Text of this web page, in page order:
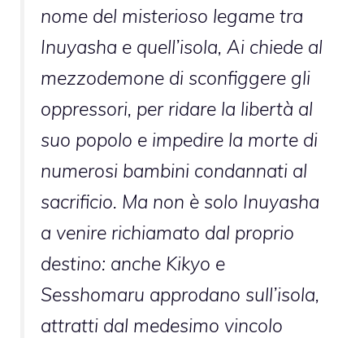
nome del misterioso legame tra
Inuyasha e quell’isola, Ai chiede al
mezzodemone di sconfiggere gli
oppressori, per ridare la libertà al
suo popolo e impedire la morte di
numerosi bambini condannati al
sacrificio. Ma non è solo Inuyasha
a venire richiamato dal proprio
destino: anche Kikyo e
Sesshomaru approdano sull’isola,
attratti dal medesimo vincolo